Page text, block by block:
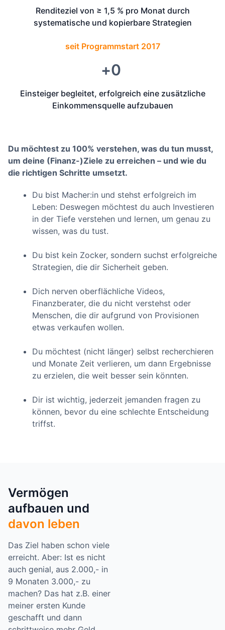
Renditeziel von ≥ 1,5 % pro Monat durch
systematische und kopierbare Strategien
seit Programmstart 2017
+0
Einsteiger begleitet, erfolgreich eine zusätzliche
Einkommensquelle aufzubauen
Du möchtest zu 100% verstehen, was du tun musst,
um deine (Finanz-)Ziele zu erreichen – und wie du
die richtigen Schritte umsetzt.
Du bist Macher:in und stehst erfolgreich im
Leben: Deswegen möchtest du auch Investieren
in der Tiefe verstehen und lernen, um genau zu
wissen, was du tust.
Du bist kein Zocker, sondern suchst erfolgreiche
Strategien, die dir Sicherheit geben.
Dich nerven oberflächliche Videos,
Finanzberater, die du nicht verstehst oder
Menschen, die dir aufgrund von Provisionen
etwas verkaufen wollen.
Du möchtest (nicht länger) selbst recherchieren
und Monate Zeit verlieren, um dann Ergebnisse
zu erzielen, die weit besser sein könnten.
Dir ist wichtig, jederzeit jemanden fragen zu
können, bevor du eine schlechte Entscheidung
triffst.
Vermögen
aufbauen und
davon leben
Das Ziel haben schon viele
erreicht. Aber: Ist es nicht
auch genial, aus 2.000,- in
9 Monaten 3.000,- zu
machen? Das hat z.B. einer
meiner ersten Kunde
geschafft und dann